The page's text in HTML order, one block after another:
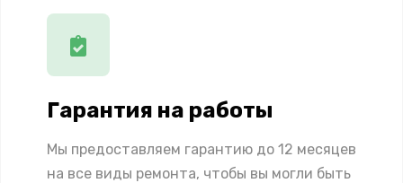
Гарантия на работы
Мы предоставляем гарантию до 12 месяцев
на все виды ремонта, чтобы вы могли быть